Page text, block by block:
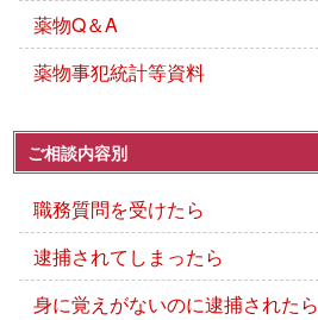
薬物Q＆A
薬物事犯統計等資料
ご相談内容別
職務質問を受けたら
逮捕されてしまったら
身に覚えがないのに逮捕されたら